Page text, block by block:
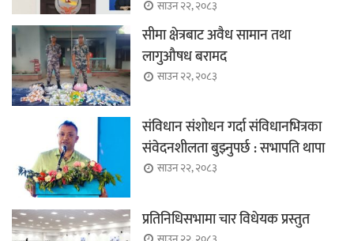
साउन २२, २०८३
सीमा क्षेत्रबाट अवैध सामान तथा
लागुऔषध बरामद
साउन २२, २०८३
संविधान संशोधन गर्दा संविधानभित्रका
संवेदनशीलता बुझ्नुपर्छ : सभापति थापा
साउन २२, २०८३
प्रतिनिधिसभामा चार विधेयक प्रस्तुत